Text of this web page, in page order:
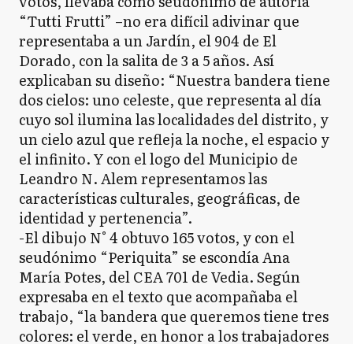
“Tutti Frutti” –no era difícil adivinar que
representaba a un Jardín, el 904 de El
Dorado, con la salita de 3 a 5 años. Así
explicaban su diseño: “Nuestra bandera tiene
dos cielos: uno celeste, que representa al día
cuyo sol ilumina las localidades del distrito, y
un cielo azul que refleja la noche, el espacio y
el infinito. Y con el logo del Municipio de
Leandro N. Alem representamos las
características culturales, geográficas, de
identidad y pertenencia”.
-El dibujo N° 4 obtuvo 165 votos, y con el
seudónimo “Periquita” se escondía Ana
María Potes, del CEA 701 de Vedia. Según
expresaba en el texto que acompañaba el
trabajo, “la bandera que queremos tiene tres
colores: el verde, en honor a los trabajadores